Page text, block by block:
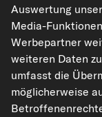
ende Info
Original-
Fahrzeugtypen
Auswertung
Media-
Werbepartner
weiteren Daten
umfasst die
möglicherweise